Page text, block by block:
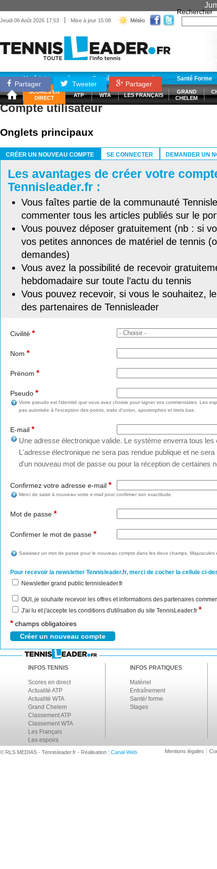
Jeudi 06 Août 2026 17:53 | Mise à jour 15:08 Météo
Rechercher
Matériel Entraînement Santé Forme
SCORES EN
DIRECT
ATP WTA LES FRANÇAIS
GRAND
CHELEM
Partager Tweeter Partager
Compte utilisateur
Onglets principaux
CRÉER UN NOUVEAU COMPTE
SE CONNECTER DEMANDER UN
Les avantages de créer votre
Tennisleader.fr :
Vous faîtes partie de la communauté
commenter tous les articles publiés sur le
Vous pouvez déposer gratuitement (nb : si
vos petites annonces de matériel de tennis
demandes)
Vous avez la possibilité de recevoir
hebdomadaire sur toute l’actu du tennis
Vous pouvez recevoir, si vous le souhaitez,
des partenaires de Tennisleader
Civilité *
Nom *
Prénom *
Pseudo *
Votre pseudo est l'identité que vous avez choisie pour signer vos commentaires. Les
pas autorisée à l'exception des points, traits d'union, apostrophes et tirets bas.
E-mail *
Une adresse électronique valide. Le système enverra tous
L'adresse électronique ne sera pas rendue publique et ne
d'un nouveau mot de passe ou pour la réception de certaines
Confirmez votre adresse e-mail *
Merci de saisir à nouveau votre e-mail pour confirmer son exactitude.
Mot de passe *
Confirmer le mot de passe *
Saisissez un mot de passe pour le nouveau compte dans les deux champs. Majuscules
Pour recevoir la newsletter Tennisleader.fr, merci de cocher la cellule ci-
Newsletter grand public tennisleader.fr
OUI, je souhaite recevoir les offres et informations des partenaires
J'ai lu et j'accepte les conditions d'utilisation du site TennisLeader.fr *
* champs obligatoires
INFOS TENNIS
Scores en direct
Actualité ATP
Actualité WTA
Grand Chelem
Classement ATP
Classement WTA
Les Français
Les espoirs
INFOS PRATIQUES
Matériel
Entraînement
Santé/ forme
Stages
© RLS MEDIAS - Tennisleader.fr - Réalisation : Canal-Web Mentions légales